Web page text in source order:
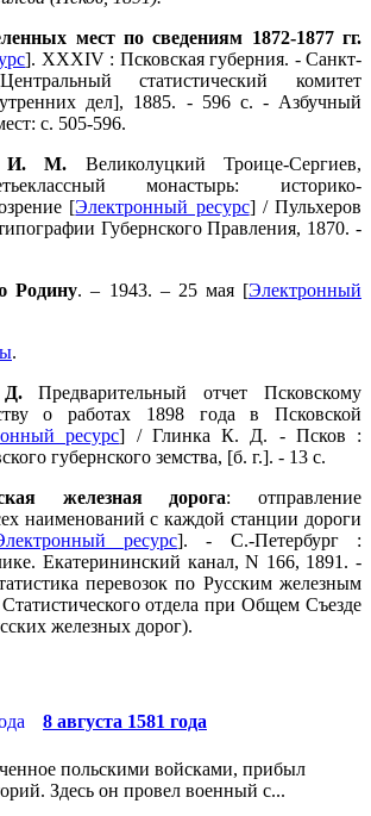
мест по сведениям 1872-1877 гг.
]. XXXIV : Псковская губерния. - Санкт-
статистический комитет
дел], 1885. - 596 с. - Азбучный
с. 505-596.
И. М. Великолуцкий Троице-Сергиев,
монастырь: историко-
[Электронный ресурс] / Пульхеров
Губернского Правления, 1870. -
Родину. – 1943. – 25 мая [Электронный
.
Д.Предварительный отчет Псковскому
о работах 1898 года в Псковской
ресурс] / Глинка К. Д. - Псков :
губернского земства, [б. г.]. - 13 с.
железная дорога: отправление
наименований с каждой станции дороги
ресурс]. - С.-Петербург :
Екатерининский канал, N 166, 1891. -
перевозок по Русским железным
отдела при Общем Съезде
железных дорог).
8 августа 1581 года
польскими войсками, прибыл
Здесь он провел военный с...